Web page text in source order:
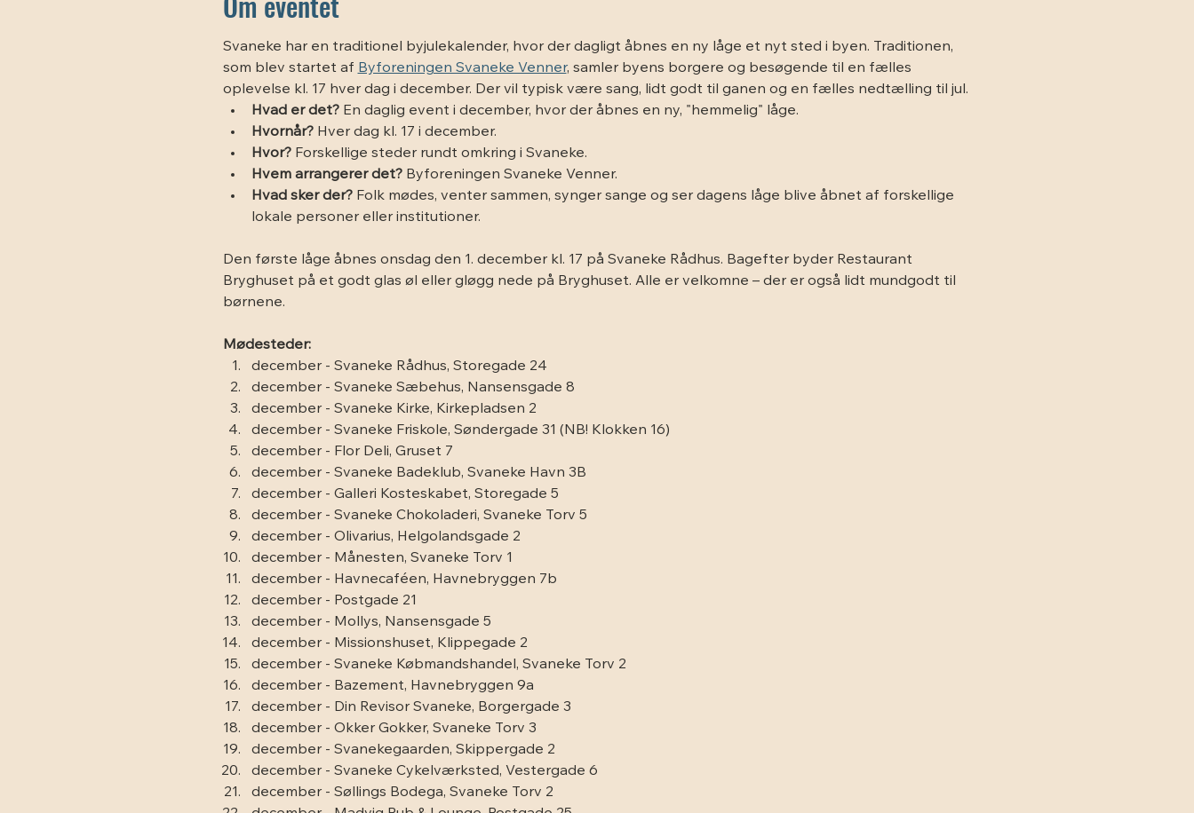
Svaneke har en traditionel byjulekalender, hvor der dagligt åbnes en ny låge et nyt sted i byen. Traditionen,
som blev startet af Byforeningen Svaneke Venner, samler byens borgere og besøgende til en fælles
oplevelse kl. 17 hver dag i december. Der vil typisk være sang, lidt godt til ganen og en fælles nedtælling til jul.
Hvad er det? En daglig event i december, hvor der åbnes en ny, "hemmelig" låge.
Hvornår? Hver dag kl. 17 i december.
Hvor? Forskellige steder rundt omkring i Svaneke.
Hvem arrangerer det? Byforeningen Svaneke Venner.
Hvad sker der? Folk mødes, venter sammen, synger sange og ser dagens låge blive åbnet af forskellige
lokale personer eller institutioner.
Den første låge åbnes onsdag den 1. december kl. 17 på Svaneke Rådhus. Bagefter byder Restaurant
Bryghuset på et godt glas øl eller gløgg nede på Bryghuset. Alle er velkomne – der er også lidt mundgodt til
børnene.
Mødesteder:
december - Svaneke Rådhus, Storegade 24
december - Svaneke Sæbehus, Nansensgade 8
december - Svaneke Kirke, Kirkepladsen 2
december - Svaneke Friskole, Søndergade 31 (NB! Klokken 16)
december - Flor Deli, Gruset 7
december - Svaneke Badeklub, Svaneke Havn 3B
december - Galleri Kosteskabet, Storegade 5
december - Svaneke Chokoladeri, Svaneke Torv 5
december - Olivarius, Helgolandsgade 2
december - Månesten, Svaneke Torv 1
december - Havnecaféen, Havnebryggen 7b
december - Postgade 21
december - Mollys, Nansensgade 5
december - Missionshuset, Klippegade 2
december - Svaneke Købmandshandel, Svaneke Torv 2
december - Bazement, Havnebryggen 9a
december - Din Revisor Svaneke, Borgergade 3
december - Okker Gokker, Svaneke Torv 3
december - Svanekegaarden, Skippergade 2
december - Svaneke Cykelværksted, Vestergade 6
december - Søllings Bodega, Svaneke Torv 2